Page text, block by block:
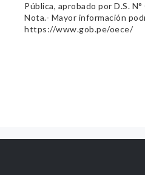
Pública, aprobado por D.S.
Nota.- Mayor información
https://www.gob.pe/oece/